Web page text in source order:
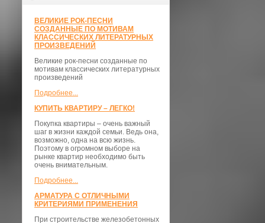
ВЕЛИКИЕ РОК-ПЕСНИ
СОЗДАННЫЕ ПО МОТИВАМ
КЛАССИЧЕСКИХ ЛИТЕРАТУРНЫХ
ПРОИЗВЕДЕНИЙ
Великие рок-песни созданные по
мотивам классических литературных
произведений
Подробнее...
КУПИТЬ КВАРТИРУ – ЛЕГКО!
Покупка квартиры – очень важный
шаг в жизни каждой семьи. Ведь она,
возможно, одна на всю жизнь.
Поэтому в огромном выборе на
рынке квартир необходимо быть
очень внимательным.
Подробнее...
АРМАТУРА С ОТЛИЧНЫМИ
КРИТЕРИЯМИ ПРИМЕНЕНИЯ
При строительстве железобетонных